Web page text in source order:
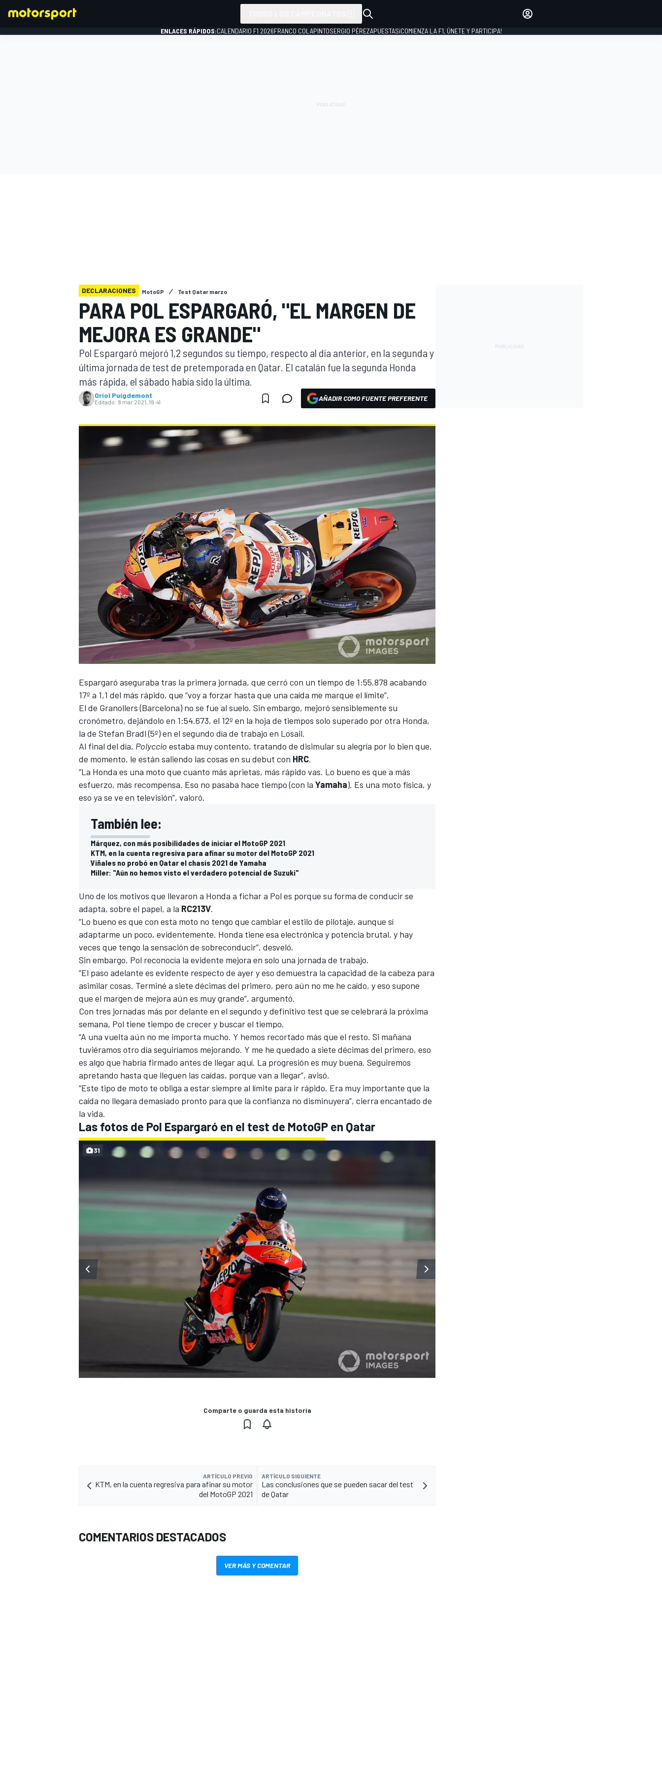
MOTOGP
NASCAR CUP
WRC
INICIAR SESIÓN
ENLACES RÁPIDOS:CALENDARIO F1 2026FRANCO COLAPINTOSERGIO PÉREZAPUESTAS¡COMIENZA LA F1, ÚNETE Y PARTICIPA!
DECLARACIONES MotoGP Test Qatar marzo
PARA POL ESPARGARÓ, "EL MARGEN DE
MEJORA ES GRANDE"
Pol Espargaró mejoró 1,2 segundos su tiempo, respecto al día anterior, en la segunda y
última jornada de test de pretemporada en Qatar. El catalán fue la segunda Honda
más rápida, el sábado había sido la última.
Oriol Puigdemont
Editado: 8 mar 2021, 19:41 AÑADIR COMO FUENTE PREFERENTE
Espargaró aseguraba tras la primera jornada, que cerró con un tiempo de 1:55.878 acabando
17º a 1,1 del más rápido, que “voy a forzar hasta que una caída me marque el límite”.
El de Granollers (Barcelona) no se fue al suelo. Sin embargo, mejoró sensiblemente su
cronómetro, dejándolo en 1:54.673, el 12º en la hoja de tiempos solo superado por otra Honda,
la de Stefan Bradl (5º) en el segundo día de trabajo en Losail.
Al final del día, Polyccio estaba muy contento, tratando de disimular su alegría por lo bien que,
de momento, le están saliendo las cosas en su debut con HRC.
“La Honda es una moto que cuanto más aprietas, más rápido vas. Lo bueno es que a más
esfuerzo, más recompensa. Eso no pasaba hace tiempo (con la Yamaha). Es una moto física, y
eso ya se ve en televisión”, valoró.
También lee:
Márquez, con más posibilidades de iniciar el MotoGP 2021
KTM, en la cuenta regresiva para afinar su motor del MotoGP 2021
Viñales no probó en Qatar el chasis 2021 de Yamaha
Miller: "Aún no hemos visto el verdadero potencial de Suzuki"
Uno de los motivos que llevaron a Honda a fichar a Pol es porque su forma de conducir se
adapta, sobre el papel, a la RC213V.
“Lo bueno es que con esta moto no tengo que cambiar el estilo de pilotaje, aunque sí
adaptarme un poco, evidentemente. Honda tiene esa electrónica y potencia brutal, y hay
veces que tengo la sensación de sobreconducir”, desveló.
Sin embargo, Pol reconocía la evidente mejora en solo una jornada de trabajo.
“El paso adelante es evidente respecto de ayer y eso demuestra la capacidad de la cabeza para
asimilar cosas. Terminé a siete décimas del primero, pero aún no me he caído, y eso supone
que el margen de mejora aún es muy grande”, argumentó.
Con tres jornadas más por delante en el segundo y definitivo test que se celebrará la próxima
semana, Pol tiene tiempo de crecer y buscar el tiempo.
“A una vuelta aún no me importa mucho. Y hemos recortado más que el resto. Si mañana
tuviéramos otro día seguiríamos mejorando. Y me he quedado a siete décimas del primero, eso
es algo que habría firmado antes de llegar aquí. La progresión es muy buena. Seguiremos
apretando hasta que lleguen las caídas, porque van a llegar”, avisó.
“Este tipo de moto te obliga a estar siempre al límite para ir rápido. Era muy importante que la
caída no llegara demasiado pronto para que la confianza no disminuyera”, cierra encantado de
la vida.
Las fotos de Pol Espargaró en el test de MotoGP en Qatar
31
Comparte o guarda esta historia
ARTÍCULO PREVIO
KTM, en la cuenta regresiva para afinar su motor
del MotoGP 2021
ARTÍCULO SIGUIENTE
Las conclusiones que se pueden sacar del test
de Qatar
COMENTARIOS DESTACADOS
VER MÁS Y COMENTAR